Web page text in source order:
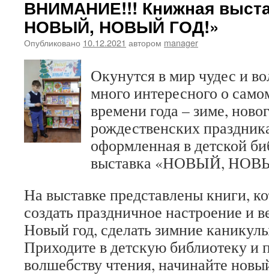
ВНИМАНИЕ!!! Книжная
НОВЫЙ, НОВЫЙ ГОД!»
Опубликовано 10.12.2021 автором manager
Окунутся в мир чудес и
много интересного о
времени года – зиме,
рождественских
оформленная в детской
выставка «НОВЫЙ,
На выставке представлены книги,
создать праздничное настроение и
Новый год, сделать зимние
Приходите в детскую библиотеку и
волшебству чтения, начинайте